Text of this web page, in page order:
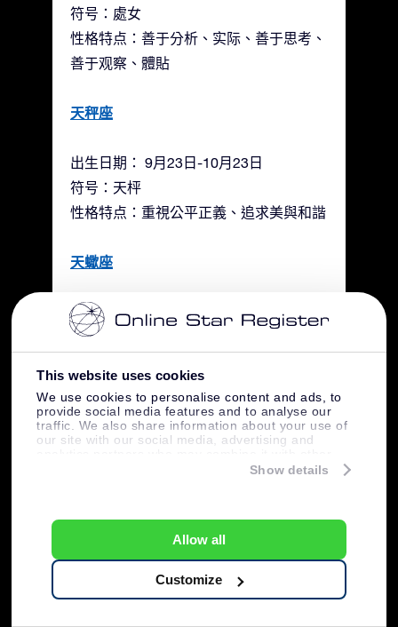
This website uses cookies
We use cookies to personalise content and ads, to
provide social media features and to analyse our
traffic. We also share information about your use of
our site with our social media, advertising and
information that you’ve provided to them or that
Show details
Allow all
Customize
符号：處女
性格特点：善于分析、实际、善于思考、
善于观察、體貼
天秤座
出生日期： 9月23日-10月23日
符号：天枰
性格特点：重視公平正義、追求美與和諧
天蠍座
出生日期：10月24日—11月22日
符号：蠍尾
人马座
性格特点：冷靜、酷愛運動、樂觀